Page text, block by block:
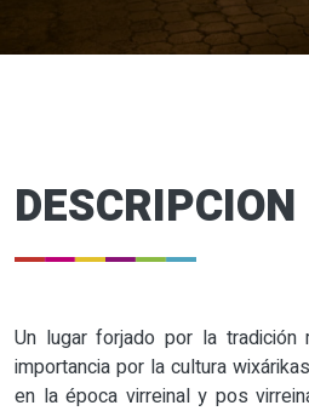
DESCRIPCION
Un lugar forjado por la tradición
importancia por la cultura
en la época virreinal y pos